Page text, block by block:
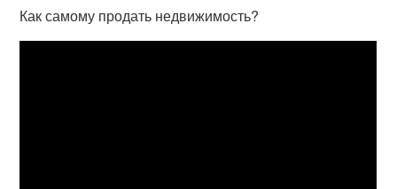
Как самому продать недвижимость?